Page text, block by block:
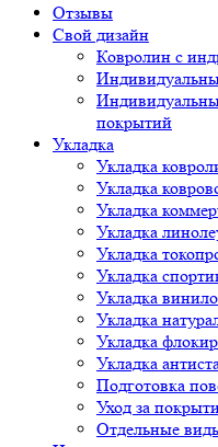
Отзывы
Свой дизайн
Ковролин с
покрытий
Укладка
Укладка
Укладка
Укладка
Укладка
Укладка
Укладка
Укладка
Укладка
Укладка
Укладка
Подготовка
Уход за
Отдельные